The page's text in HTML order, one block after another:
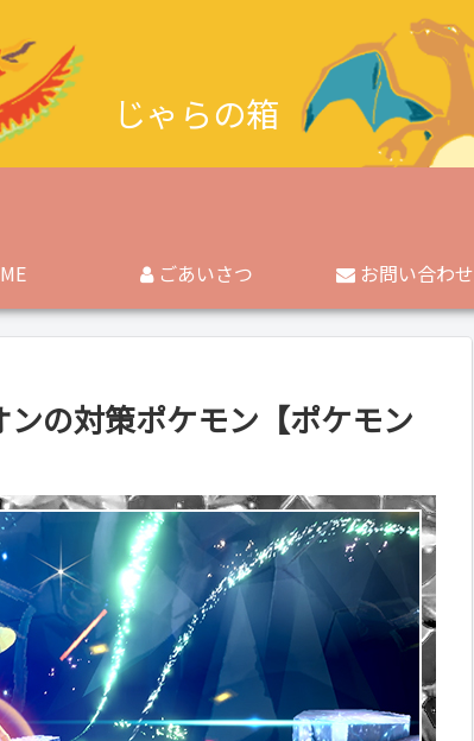
じゃらの箱
ごあいさつ お問い合わせ
ンの対策ポケモン【ポケモン